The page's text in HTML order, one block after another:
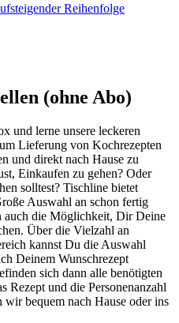
Reihenfolge
(ohne Abo)
und lerne unsere leckeren
Lieferung von Kochrezepten
und direkt nach Hause zu
Einkaufen zu gehen? Oder
solltest? Tischline bietet
Auswahl an schon fertig
auch die Möglichkeit, Dir Deine
Über die Vielzahl an
kannst Du die Auswahl
Deinem Wunschrezept
sich dann alle benötigten
Rezept und die Personenanzahl
bequem nach Hause oder ins